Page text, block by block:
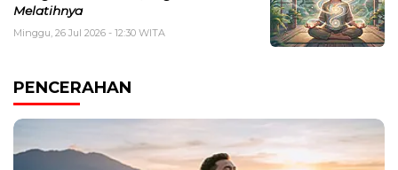
Melatihnya
Minggu, 26 Jul 2026 - 12:30 WITA
PENCERAHAN